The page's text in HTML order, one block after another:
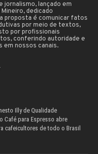
lançado em
dedicado
proposta é comunicar fatos
por meio de textos,
por profissionais
conferindo autoridade e
em nossos canais.
Illy de Qualidade
Café para Espresso abre
cafeicultores de todo o Brasil